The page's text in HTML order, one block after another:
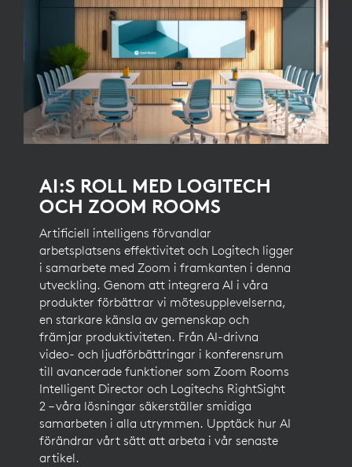
AI:S ROLL MED LOGITECH
OCH ZOOM ROOMS
Artificiell intelligens förvandlar
arbetsplatsens effektivitet och Logitech ligger
i samarbete med Zoom i framkanten i denna
utveckling. Genom att integrera AI i våra
produkter förbättrar vi mötesupplevelserna,
en starkare känsla av gemenskap och
främjar produktiviteten. Från AI-drivna
video- och ljudförbättringar i konferensrum
till avancerade funktioner som Zoom Rooms
Intelligent Director och Logitechs RightSight
2 – våra lösningar säkerställer smidiga
samarbeten i alla utrymmen. Upptäck hur AI
förändrar vårt sätt att arbeta i vår senaste
artikel.